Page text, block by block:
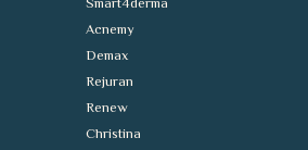
Acnemy
Demax
Rejuran
Renew
Christina